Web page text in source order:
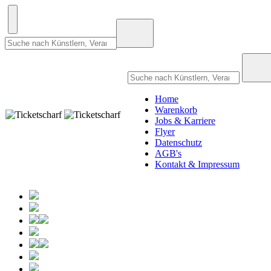
Home
Warenkorb
Jobs & Karriere
Flyer
Datenschutz
AGB's
Kontakt & Impressum